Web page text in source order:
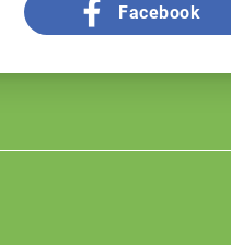
Facebook